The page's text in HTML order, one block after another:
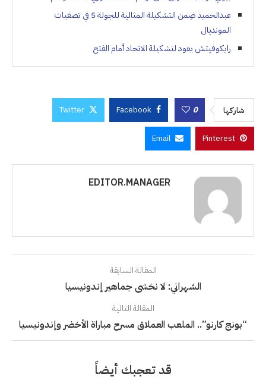
عبدالحميد ضِمن التشكيلة المثالية للجولة 5 في تصفيات
المونديال
رايكوفيتش يعود لتشكيلة الاتحاد أمام الفتح
شاركها 0
Facebook
Twitter
Pinterest
Email
EDITOR.MANAGER
المقالة السابقة
الشهراني: لا نخشى جماهير إندونيسيا
المقالة التالية
“بونج كارنو”.. الملعب العملاق مسرح مباراة الأخضر وإندونيسيا
قد تعجبك أيضاً